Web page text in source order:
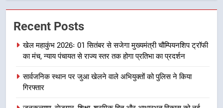
उत्तराखण्ड
मुख्यमंत्री धामी बोले- युवाओं को रोजगार
वाले महीनों में हजारों पदों पर की जाएगी
उत्तराखण्ड
Recent Posts
खेल महाकुंभ 2026ः 01 सितंबर से सजेगा मुख्यमंत्री चौम्पियनशिप ट्रॉफी
का मंच, न्याय पंचायत से राज्य स्तर तक होगा प्रतिभा का प्रदर्शन
सार्वजनिक स्थान पर जुआ खेलने वाले अभियुक्तों को पुलिस ने किया
गिरफ्तार